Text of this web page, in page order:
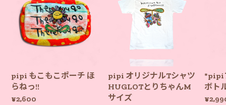
pipi もこもこポーチ ほ
らねっ!!
¥2,600
pipi オリジナルTシャツ
HUGLOTとりちゃんM
サイズ
*pipi
ボト